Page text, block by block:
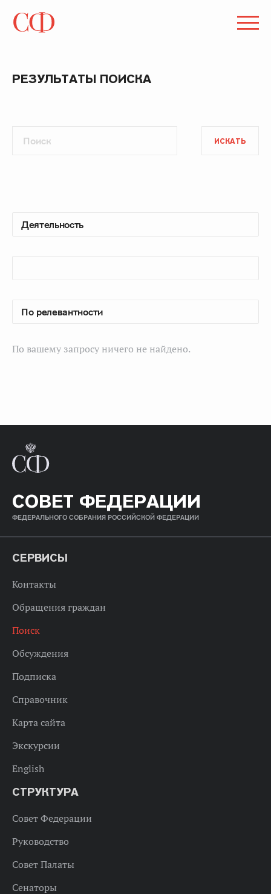
РЕЗУЛЬТАТЫ ПОИСКА
ИСКАТЬ
По вашему запросу ничего не найдено.
СОВЕТ ФЕДЕРАЦИИ
ФЕДЕРАЛЬНОГО СОБРАНИЯ РОССИЙСКОЙ ФЕДЕРАЦИИ
СЕРВИСЫ
Контакты
Обращения граждан
Поиск
Обсуждения
Подписка
Справочник
Карта сайта
Экскурсии
English
СТРУКТУРА
Совет Федерации
Руководство
Совет Палаты
Сенаторы